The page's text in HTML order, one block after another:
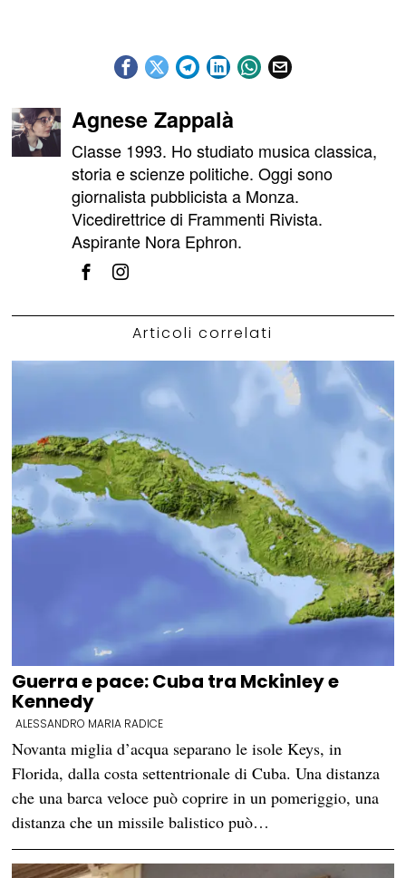
Agnese Zappalà
Classe 1993. Ho studiato musica classica,
storia e scienze politiche. Oggi sono
giornalista pubblicista a Monza.
Vicedirettrice di Frammenti Rivista.
Aspirante Nora Ephron.
Articoli correlati
Guerra e pace: Cuba tra Mckinley e
Kennedy
ALESSANDRO MARIA RADICE
Novanta miglia d’acqua separano le isole Keys, in
Florida, dalla costa settentrionale di Cuba. Una distanza
che una barca veloce può coprire in un pomeriggio, una
distanza che un missile balistico può…